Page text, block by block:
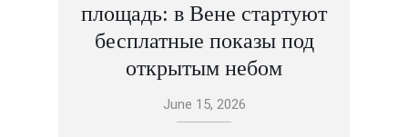
площадь: в Вене стартуют
бесплатные показы под
открытым небом
June 15, 2026